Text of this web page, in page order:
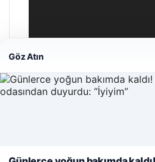
Web sitemizi nasıl kullandığınızı
Göz Atın